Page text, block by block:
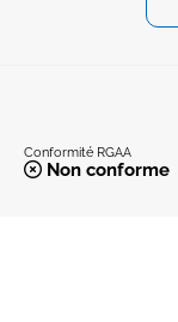
Conformité RGAA
Non conforme